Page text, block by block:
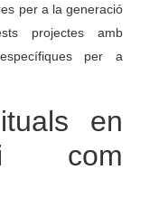
per a la generació
projectes amb
per a
en
i com